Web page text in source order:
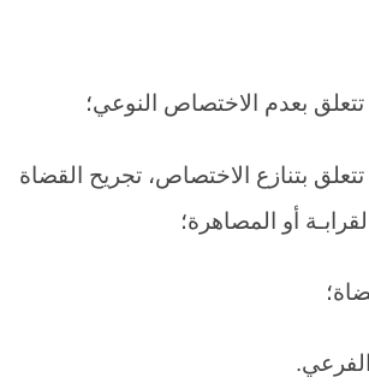
تتعلق بتنازع الاختصاص، تجريح القضاة
أو المصاهرة؛